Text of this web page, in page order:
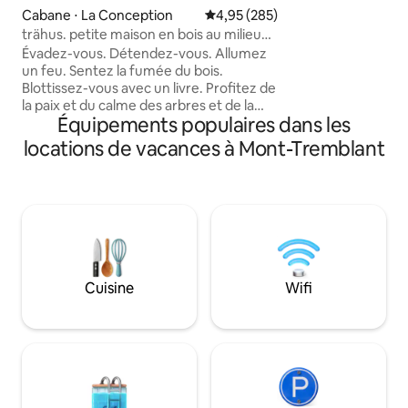
Cabane ⋅ La Conception Évaluation moyenne sur la
4,95 (285)
trähus. petite maison en bois au milieu
des arbres.
Évadez-vous. Détendez-vous. Allumez
un feu. Sentez la fumée du bois.
Blottissez-vous avec un livre. Profitez de
la paix et du calme des arbres et de la
faune qui vous entourent. Enfoncez-
vous dans le canapé, enveloppez-vous
dans une couverture et souhaitez
de st-jovite, où vous pourrez prendre un
croissant et un café, et regarder les
gens passer. C'est absolument magique.
Suivez-nous sur IG @trahus.tremblant
aimerez notre
fenêtres autant
Équipements populaires dans les
locations de vacances à Mont-Tremblant
Cuisine Wifi